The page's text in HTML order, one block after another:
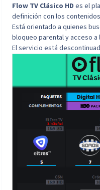
Flow TV Clásico HD es el
definición con los
Está orientado a quienes
bloqueo parental y acceso
El servicio está